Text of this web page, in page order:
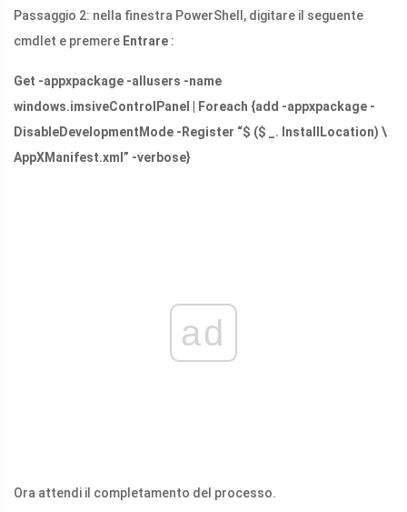
Passaggio 2: nella finestra PowerShell, digitare il seguente
cmdlet e premere Entrare :
Get -appxpackage -allusers -name
windows.imsiveControlPanel | Foreach {add -appxpackage -
DisableDevelopmentMode -Register “$ ($ _. InstallLocation) \
AppXManifest.xml ” -verbose}
ad
Ora attendi il completamento del processo.